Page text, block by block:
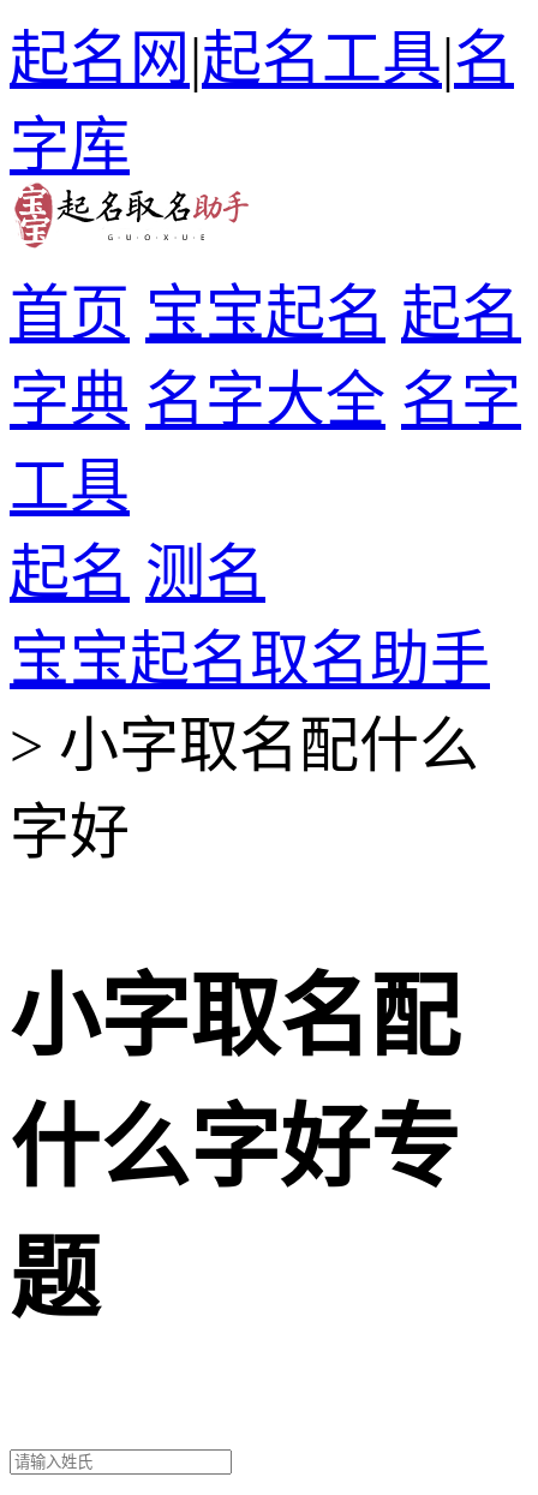
起名网|起名工具|名
字库
首页 宝宝起名 起名
字典 名字大全 名字
工具
起名 测名
宝宝起名取名助手
> 小字取名配什么
字好
小字取名配
什么字好专
题